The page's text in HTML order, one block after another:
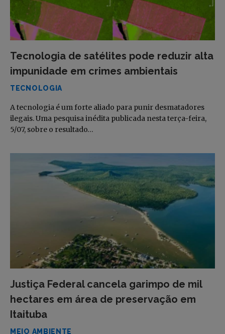
Tecnologia de satélites pode reduzir alta
impunidade em crimes ambientais
TECNOLOGIA
A tecnologia é um forte aliado para punir desmatadores
ilegais. Uma pesquisa inédita publicada nesta terça-feira,
5/07, sobre o resultado…
Justiça Federal cancela garimpo de mil
hectares em área de preservação em
Itaituba
MEIO AMBIENTE